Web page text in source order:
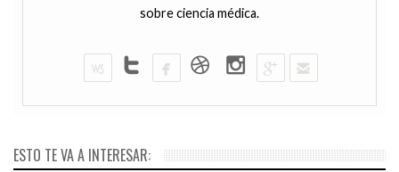
sobre ciencia médica.
ESTO TE VA A INTERESAR: